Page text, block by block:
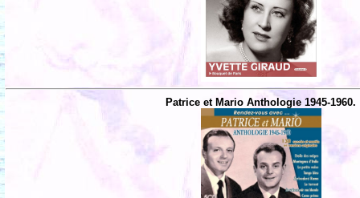
Patrice et Mario Anthologie 1945-1960.